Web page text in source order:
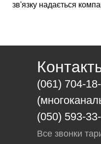
зв'язку надається
(061) 704-
(050) 593-
Все звонки